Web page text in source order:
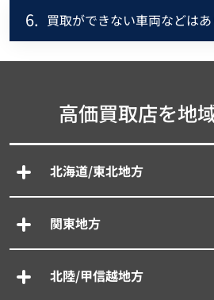
6. 買取ができない車両などは
高価買取店を地
北海道/東北地方
関東地方
北陸/甲信越地方